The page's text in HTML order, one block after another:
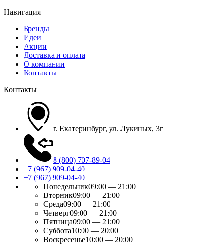
Навигация
Бренды
Идеи
Акции
Доставка и оплата
О компании
Контакты
Контакты
г. Екатеринбург, ул. Лукиных, 3г
8 (800) 707-89-04
+7 (967) 909-04-40
+7 (967) 909-04-40
Понедельник09:00 — 21:00
Вторник09:00 — 21:00
Среда09:00 — 21:00
Четверг09:00 — 21:00
Пятница09:00 — 21:00
Суббота10:00 — 20:00
Воскресенье10:00 — 20:00